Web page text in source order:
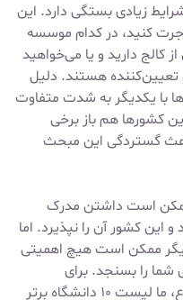
زیادی بستگی دارد. این
کنید، در کدام موسسه
کالج دارید و یا می‌خواهید
تعیین‌کننده هستند. دلیل
با یکدیگر به شدت متفاوت
کشورها هم باز برخی
گستردگی این مبحث
است داشتن مدرک
و این کشور آن را نپذیرد. اما
ممکن است هیچ اهمیتی
شما را بسنجد. برای
شفاف‌سازی بیشتر درمورد این موضوع، ما لیست ۱۰ دانشگاه برتر